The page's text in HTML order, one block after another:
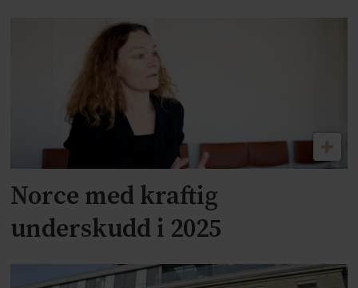
Norce med kraftig
underskudd i 2025